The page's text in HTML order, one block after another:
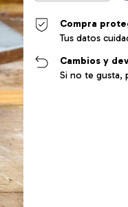
Compra
Tus datos
Cambios y
Si no te gusta,